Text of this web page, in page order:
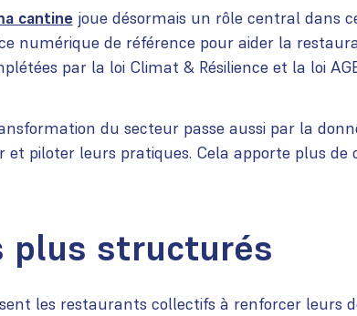
cantine joue désormais un rôle central dans
numérique de référence pour aider la
par la loi Climat & Résilience et la loi
du secteur passe aussi par la
et piloter leurs pratiques. Cela apporte plus
plus structurés
les restaurants collectifs à renforcer leurs